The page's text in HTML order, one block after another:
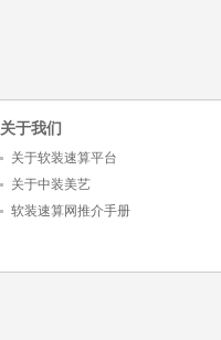
关于我们
关于软装速算平台
关于中装美艺
软装速算网推介手册